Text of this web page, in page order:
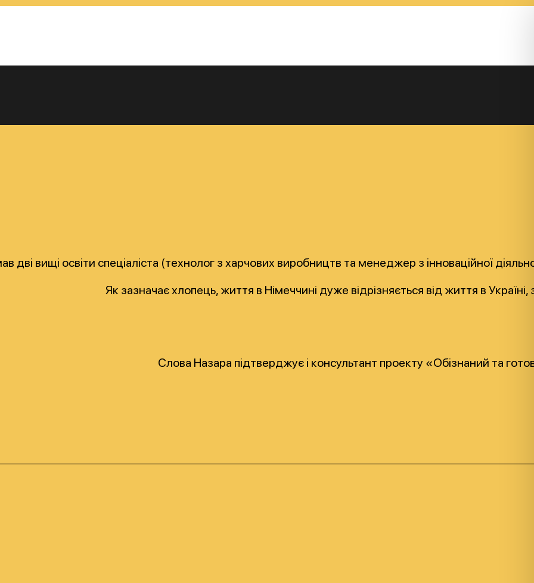
дві вищі освіти спеціаліста (технолог з харчових виробництв та менеджер з інноваційної
Як зазначає хлопець, життя в Німеччині дуже відрізняється від життя в
Слова Назара підтверджує і консультант проекту «Обізнаний та